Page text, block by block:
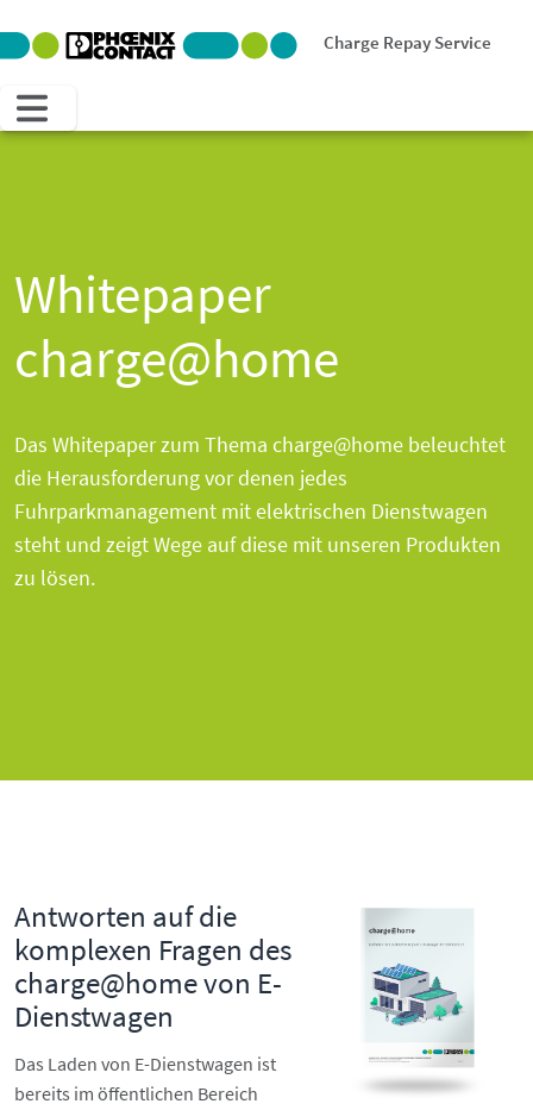
Whitepaper
charge@home
Das Whitepaper zum Thema charge@home beleuchtet
die Herausforderung vor denen jedes
Fuhrparkmanagement mit elektrischen Dienstwagen
steht und zeigt Wege auf diese mit unseren Produkten
zu lösen.
Charge Repay Service
Antworten auf die
komplexen Fragen des
charge@home von E-
Dienstwagen
Das Laden von E-Dienstwagen ist
bereits im öffentlichen Bereich